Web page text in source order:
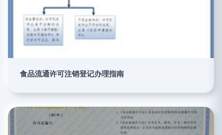
食品流通许可注销登记办理指南